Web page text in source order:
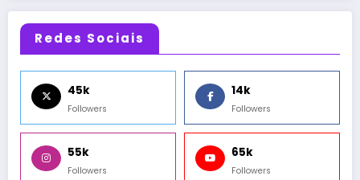
Redes Sociais
45k
Followers
14k
Followers
55k
Followers
65k
Followers